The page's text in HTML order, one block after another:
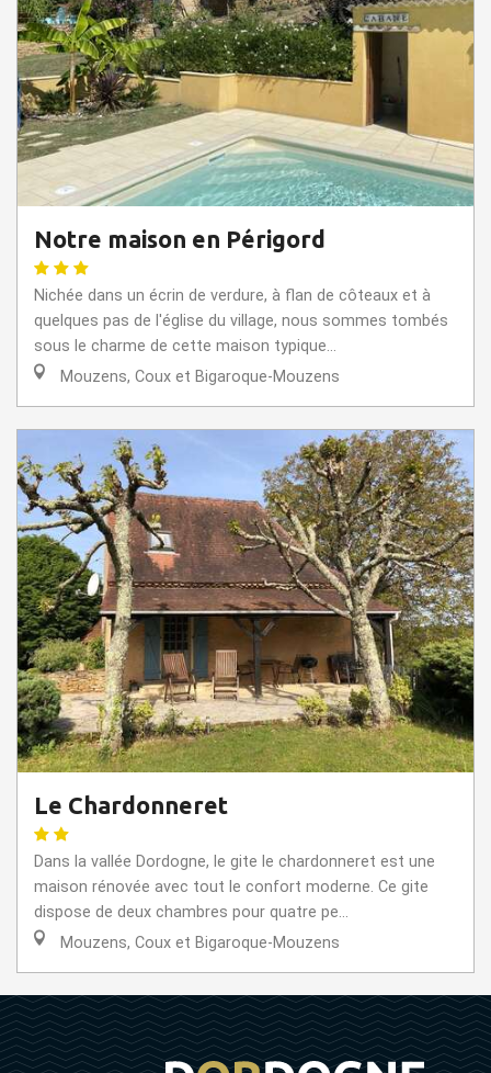
Notre maison en Périgord
Nichée dans un écrin de verdure, à flan de côteaux et à
quelques pas de l'église du village, nous sommes tombés
sous le charme de cette maison typique...
Mouzens, Coux et Bigaroque-Mouzens
Le Chardonneret
Dans la vallée Dordogne, le gite le chardonneret est une
maison rénovée avec tout le confort moderne. Ce gite
dispose de deux chambres pour quatre pe...
Mouzens, Coux et Bigaroque-Mouzens